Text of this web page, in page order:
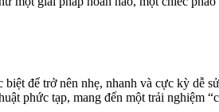
để trở nên nhẹ, nhanh và cực kỳ dễ
phức tạp, mang đến một trải nghiệm